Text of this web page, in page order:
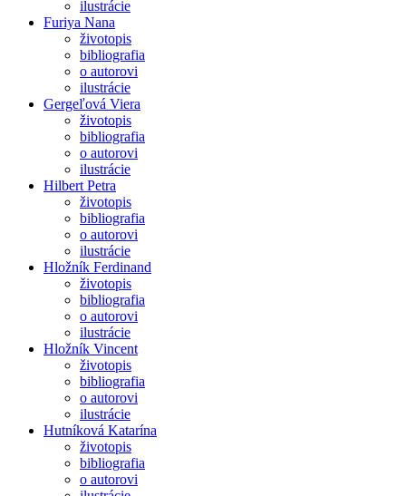
ilustrácie
Furiya Nana
životopis
bibliografia
o autorovi
ilustrácie
Gergeľová Viera
životopis
bibliografia
o autorovi
ilustrácie
Hilbert Petra
životopis
bibliografia
o autorovi
ilustrácie
Hložník Ferdinand
životopis
bibliografia
o autorovi
ilustrácie
Hložník Vincent
životopis
bibliografia
o autorovi
ilustrácie
Hutníková Katarína
životopis
bibliografia
o autorovi